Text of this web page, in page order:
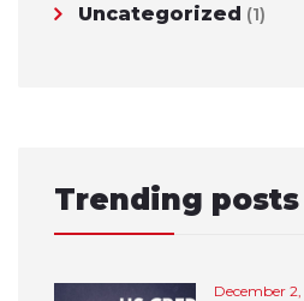
Uncategorized (1)
Trending posts
December